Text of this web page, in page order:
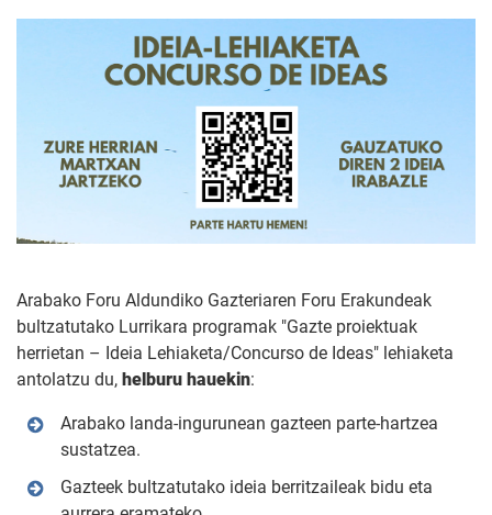
Arabako Foru Aldundiko Gazteriaren Foru Erakundeak
bultzatutako Lurrikara programak "Gazte proiektuak
herrietan – Ideia Lehiaketa/Concurso de Ideas" lehiaketa
antolatzu du, helburu hauekin:
Arabako landa-ingurunean gazteen parte-hartzea
sustatzea.
Gazteek bultzatutako ideia berritzaileak bidu eta